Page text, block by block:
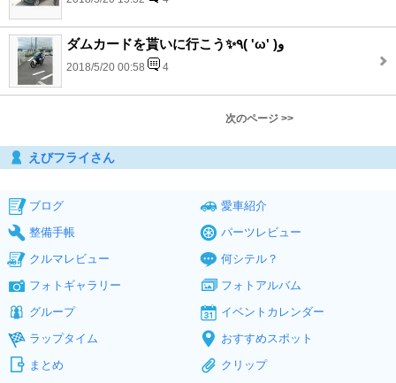
ダムカードを貰いに行こう✨٩( 'ω' )و
2018/5/20 00:58 4
次のページ >>
えびフライさん
ブログ
愛車紹介
整備手帳
パーツレビュー
クルマレビュー
何シテル？
フォトギャラリー
フォトアルバム
グループ
イベントカレンダー
ラップタイム
おすすめスポット
まとめ
クリップ